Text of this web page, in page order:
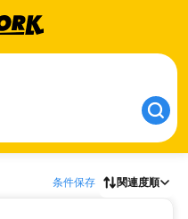
条件保存 関連度順